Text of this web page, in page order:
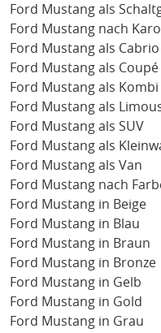
Ford Mustang als
Ford Mustang nach
Ford Mustang als Cabrio
Ford Mustang als Coupé
Ford Mustang als Kombi
Ford Mustang als
Ford Mustang als SUV
Ford Mustang als
Ford Mustang als Van
Ford Mustang nach
Ford Mustang in Beige
Ford Mustang in Blau
Ford Mustang in Braun
Ford Mustang in Bronze
Ford Mustang in Gelb
Ford Mustang in Gold
Ford Mustang in Grau